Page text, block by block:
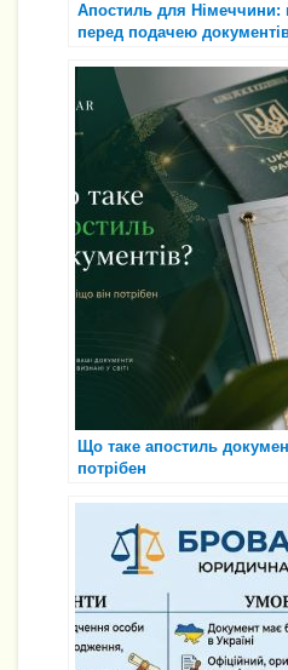
Апостиль для Німеччини:
перед подачею
Що таке апостиль
потрібен